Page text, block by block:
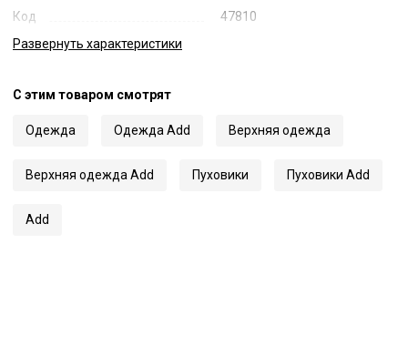
Код
47810
Артикул
Развернуть характеристики
С этим товаром смотрят
Одежда Одежда Add Верхняя одежда
Верхняя одежда Add Пуховики Пуховики Add
Add